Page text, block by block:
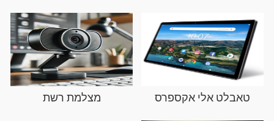
טאבלט אלי אקספרס מצלמת רשת